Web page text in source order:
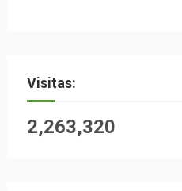
Visitas:
2,263,320